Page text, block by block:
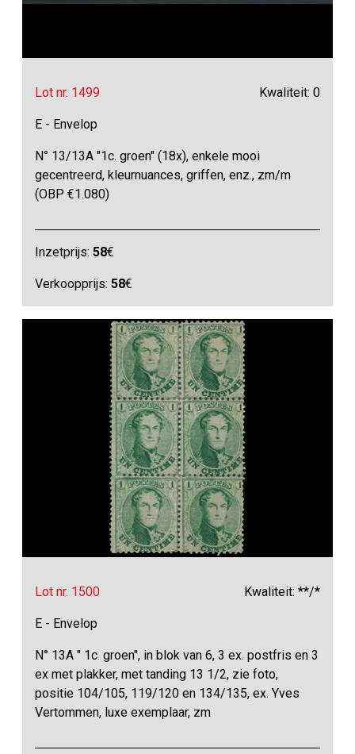
Lot nr. 1499 Kwaliteit: 0
E - Envelop
N° 13/13A "1c. groen" (18x), enkele mooi
gecentreerd, kleurnuances, griffen, enz., zm/m
(OBP €1.080)
Inzetprijs:58€
Verkoopprijs:58€
Lot nr. 1500 Kwaliteit: **/*
E - Envelop
N° 13A " 1c. groen", in blok van 6, 3 ex. postfris en 3
ex met plakker, met tanding 13 1/2, zie foto,
positie 104/105, 119/120 en 134/135, ex. Yves
Vertommen, luxe exemplaar, zm